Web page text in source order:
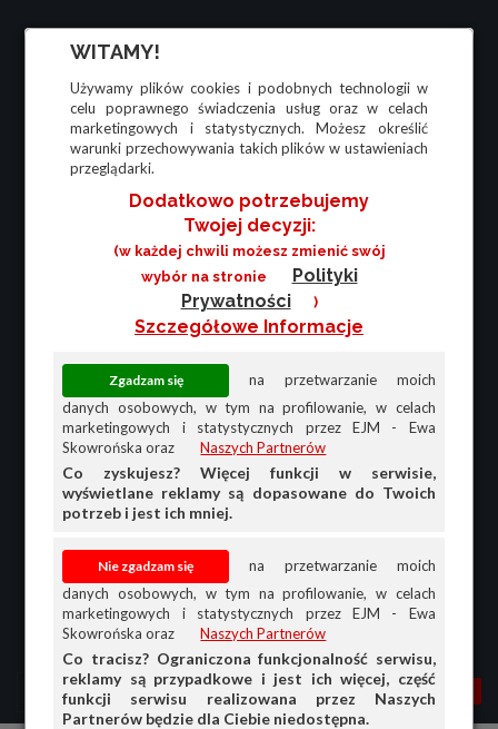
WITAMY!
Używamy plików cookies i podobnych technologii w
celu poprawnego świadczenia usług oraz w celach
marketingowych i statystycznych. Możesz określić
warunki przechowywania takich plików w ustawieniach
przeglądarki.
Dodatkowo potrzebujemy
Twojej decyzji:
(w każdej chwili możesz zmienić swój
wybór na stronie
Polityki
Prywatności
)
Szczegółowe Informacje
na przetwarzanie moich
danych osobowych, w tym na profilowanie, w celach
marketingowych i statystycznych przez EJM - Ewa
Skowrońska oraz
Naszych Partnerów
Co zyskujesz? Więcej funkcji w serwisie,
wyświetlane reklamy są dopasowane do Twoich
potrzeb i jest ich mniej.
na przetwarzanie moich
danych osobowych, w tym na profilowanie, w celach
marketingowych i statystycznych przez EJM - Ewa
Skowrońska oraz
Naszych Partnerów
Co tracisz? Ograniczona funkcjonalność serwisu,
reklamy są przypadkowe i jest ich więcej, część
funkcji serwisu realizowana przez Naszych
Partnerów będzie dla Ciebie niedostępna.
MENU MOJA AG